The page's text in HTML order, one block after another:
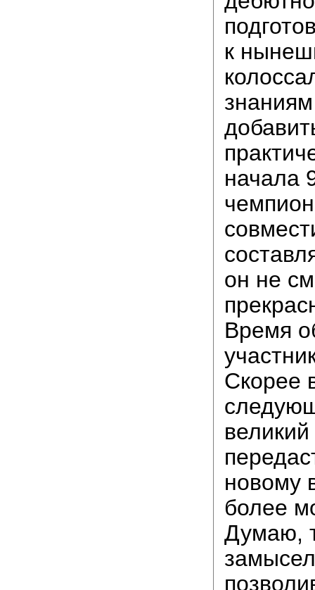
к
начала
он не
Время
Скорее
новому
более
Думаю,